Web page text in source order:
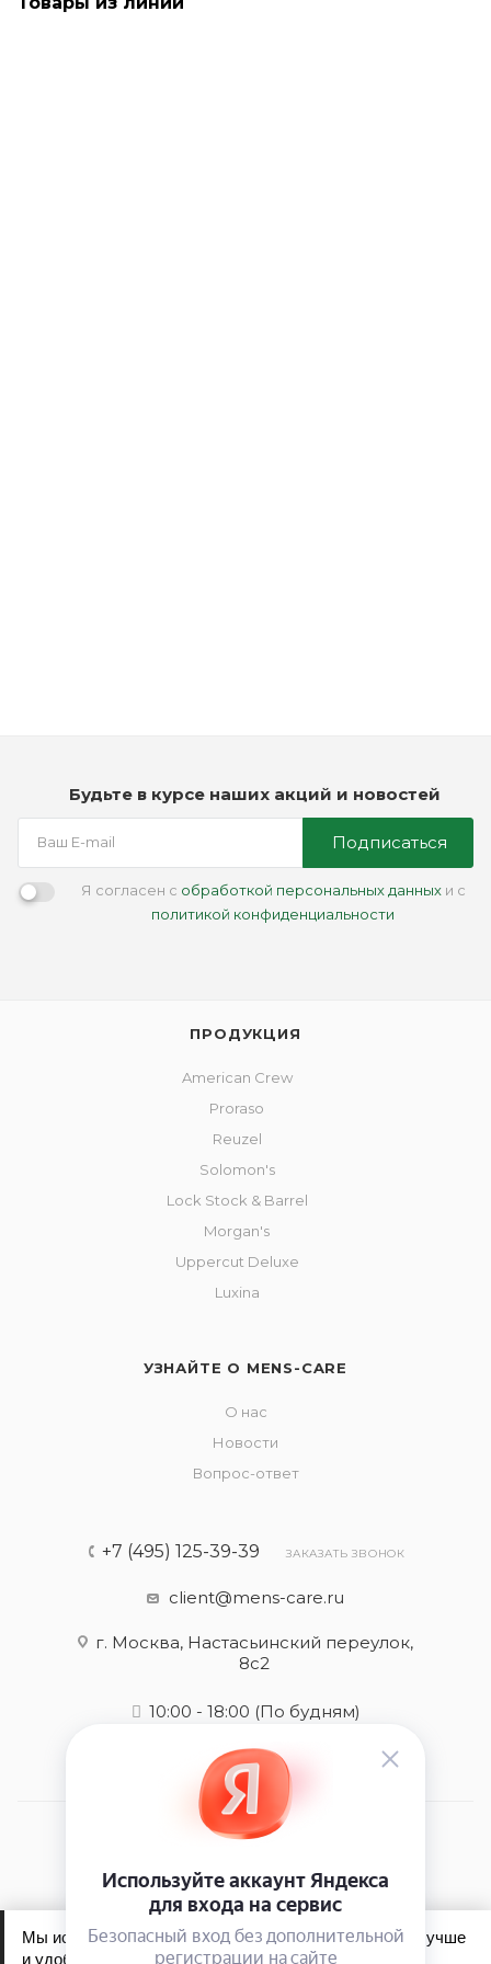
Будьте в курсе наших акций и новостей
Подписаться
Я согласен с обработкой персональных данныхи с
политикой конфиденциальности
ПРОДУКЦИЯ
American Crew
Proraso
Reuzel
Solomon's
Lock Stock & Barrel
Morgan's
Uppercut Deluxe
Luxina
УЗНАЙТЕ О MENS-CARE
О нас
Новости
Вопрос-ответ
+7 (495) 125-39-39 ЗАКАЗАТЬ ЗВОНОК
client@mens-care.ru
г. Москва, Настасьинский переулок,
8с2
10:00 - 18:00 (По будням)
2026 © Mens-care - интернет-магазин
Мы используем файлы cookie, чтобы сайт работал лучше
и удобнее для вас.